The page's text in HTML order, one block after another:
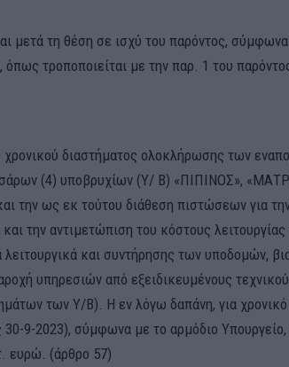
μετά τη θέση σε ισχύ του παρόντος,
τροποποιείται με την παρ. 1 του
διαστήματος ολοκλήρωσης των
(4) υποβρυχίων (Υ/ Β) «ΠΙΠΙΝΟΣ»,
την ως εκ τούτου διάθεση πιστώσεων για
την αντιμετώπιση του κόστους λειτουργίας
και συντήρησης των υποδομών,
υπηρεσιών από εξειδικευμένους
των Υ/Β). Η εν λόγω δαπάνη, για χρονικό
9-2023), σύμφωνα με το αρμόδιο Υπουργείο,
ευρώ. (άρθρο 57)